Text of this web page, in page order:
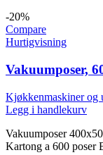
-20%
Compare
Hurtigvisning
Vakuumposer,
Kjøkkenmaskiner og
Legg i handlekurv
Vakuumposer
Kartong a 600 poser